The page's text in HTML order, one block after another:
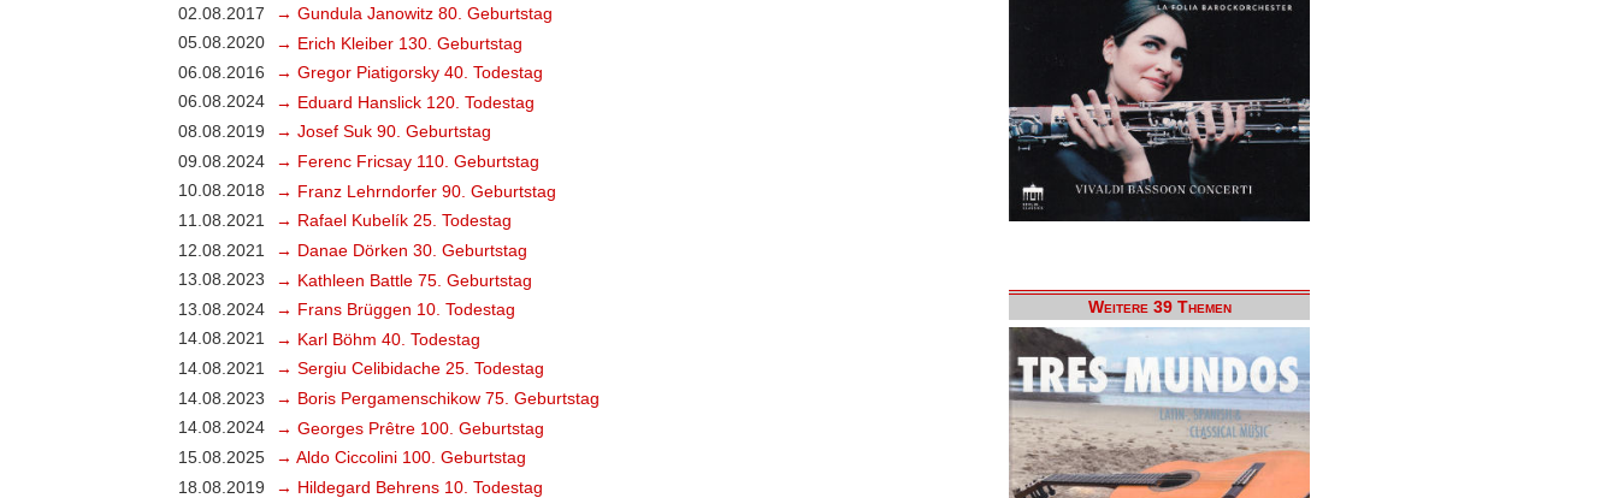
02.08.2017
→ Gundula Janowitz 80. Geburtstag
05.08.2020
→ Erich Kleiber 130. Geburtstag
06.08.2016
→ Gregor Piatigorsky 40. Todestag
06.08.2024
→ Eduard Hanslick 120. Todestag
08.08.2019
→ Josef Suk 90. Geburtstag
09.08.2024
→ Ferenc Fricsay 110. Geburtstag
10.08.2018
→ Franz Lehrndorfer 90. Geburtstag
11.08.2021
→ Rafael Kubelík 25. Todestag
12.08.2021
→ Danae Dörken 30. Geburtstag
13.08.2023
→ Kathleen Battle 75. Geburtstag
13.08.2024
→ Frans Brüggen 10. Todestag
14.08.2021
→ Karl Böhm 40. Todestag
14.08.2021
→ Sergiu Celibidache 25. Todestag
14.08.2023
→ Boris Pergamenschikow 75. Geburtstag
14.08.2024
→ Georges Prêtre 100. Geburtstag
15.08.2025
→ Aldo Ciccolini 100. Geburtstag
18.08.2019
→ Hildegard Behrens 10. Todestag
Weitere 39 Themen